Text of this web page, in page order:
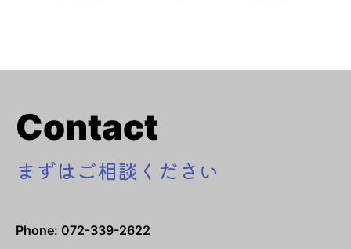
Contact
まずはご相談ください
Phone: 072-339-2622